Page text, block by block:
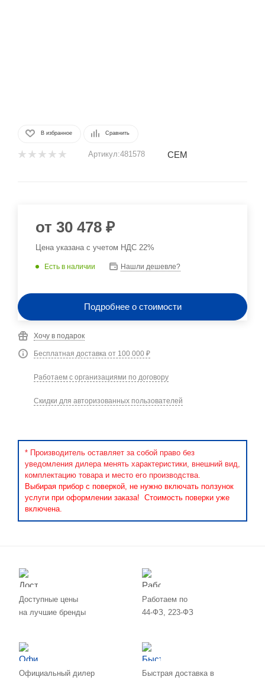
В избранное Сравнить
Артикул:481578 CEM
от 30 478 ₽
Цена указана с учетом НДС 22%
Есть в наличии Нашли дешевле?
Подробнее о стоимости
Хочу в подарок
Бесплатная доставка от 100 000 ₽
Работаем с организациями по договору
Скидки для авторизованных пользователей
* Производитель оставляет за собой право без
уведомления дилера менять характеристики, внешний вид,
комплектацию товара и место его производства.
Выбирая прибор с поверкой, не нужно включать ползунок
услуги при оформлении заказа! Стоимость поверки уже
включена.
Доступные цены
на лучшие бренды
Работаем по
44-ФЗ, 223-ФЗ
Официальный дилер
Быстрая доставка в